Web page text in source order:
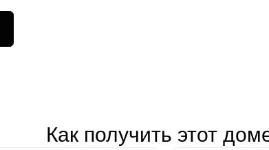
Как получить этот